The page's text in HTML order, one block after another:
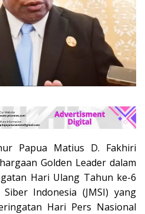
Papua Matius D. Fakhiri
Golden Leader dalam
Hari Ulang Tahun ke-6
Indonesia (JMSI) yang
Hari Pers Nasional